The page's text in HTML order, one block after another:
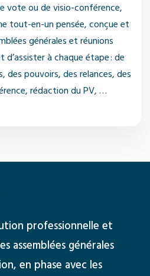
vote ou de visio-conférence,
tout-en-un pensée, conçue et
générales et réunions
à chaque étape : de
des pouvoirs, des relances, des
rédaction du PV, …
professionnelle et
assemblées générales
en phase avec les